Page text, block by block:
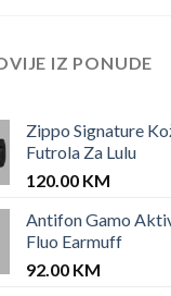
IZ PONUDE
Zippo Signature
Futrola Za Lulu
120.00 KM
Antifon Gamo
Fluo Earmuff
92.00 KM